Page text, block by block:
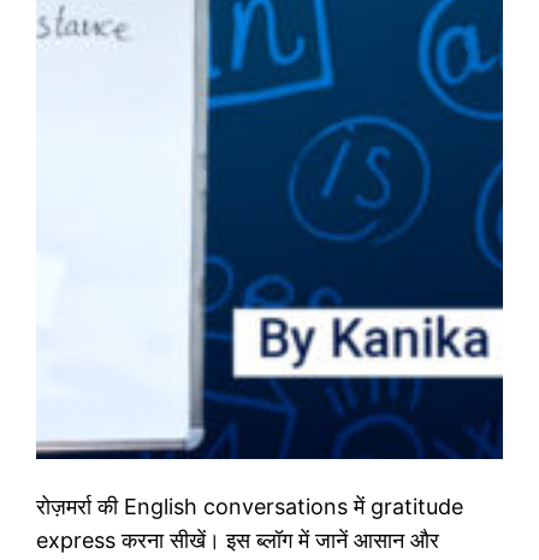
रोज़मर्रा की English conversations में gratitude
express करना सीखें। इस ब्लॉग में जानें आसान और